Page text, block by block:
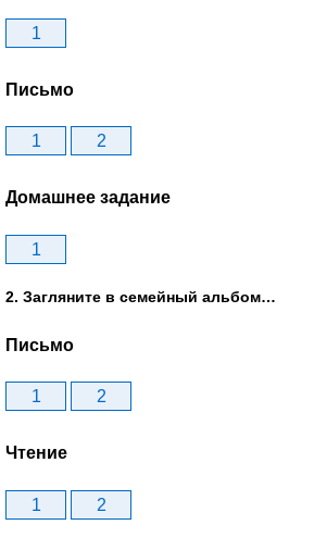
1
Письмо
1 2
Домашнее задание
1
2. Загляните в семейный альбом…
Письмо
1 2
Чтение
1 2